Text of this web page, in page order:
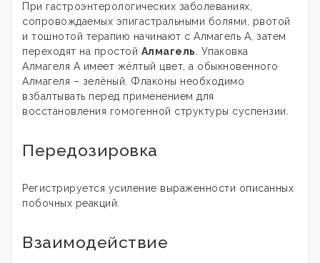
При гастроэнтерологических заболеваниях,
сопровождаемых эпигастральными болями, рвотой
и тошнотой терапию начинают с Алмагель А, затем
переходят на простой Алмагель. Упаковка
Алмагеля А имеет жёлтый цвет, а обыкновенного
Алмагеля – зелёный. Флаконы необходимо
взбалтывать перед применением для
восстановления гомогенной структуры суспензии.
Передозировка
Регистрируется усиление выраженности описанных
побочных реакций.
Взаимодействие